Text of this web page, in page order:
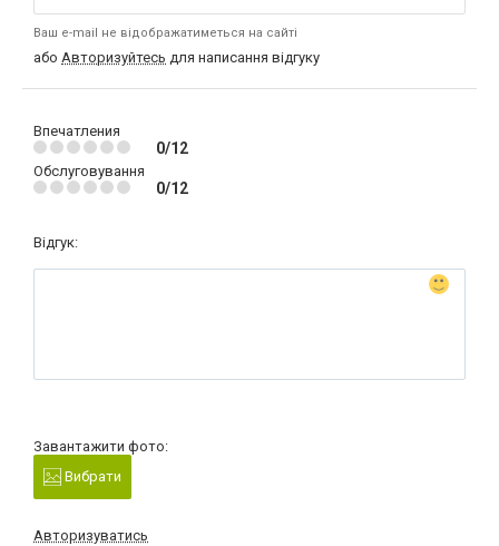
Ваш e-mail не відображатиметься на сайті
або Авторизуйтесь для написання відгуку
Впечатления
0/12
Обслуговування
0/12
Відгук:
Завантажити фото:
Вибрати
Авторизуватись